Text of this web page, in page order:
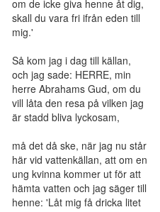
om de icke giva henne åt dig,
skall du vara fri ifrån eden till
mig.'
Så kom jag i dag till källan,
och jag sade: HERRE, min
herre Abrahams Gud, om du
vill låta den resa på vilken jag
är stadd bliva lyckosam,
må det då ske, när jag nu står
här vid vattenkällan, att om en
ung kvinna kommer ut för att
hämta vatten och jag säger till
henne: 'Låt mig få dricka litet